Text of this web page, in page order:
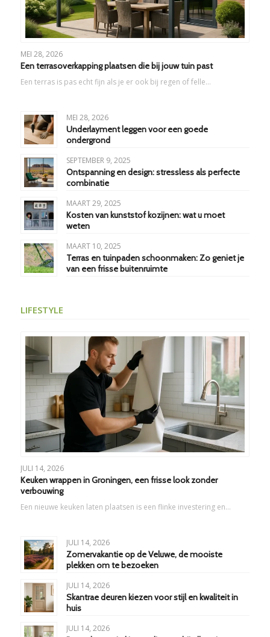
MEI 28, 2026
Een terrasoverkapping plaatsen die bij jouw tuin past
Een terras is pas echt fijn als je er ook bij regen of felle…
MEI 28, 2026
Underlayment leggen voor een goede
ondergrond
SEPTEMBER 9, 2025
Ontspanning en design: stressless als perfecte
combinatie
MAART 29, 2025
Kosten van kunststof kozijnen: wat u moet
weten
MAART 10, 2025
Terras en tuinpaden schoonmaken: Zo geniet je
van een frisse buitenruimte
LIFESTYLE
JULI 14, 2026
Keuken wrappen in Groningen, een frisse look zonder
verbouwing
Een nieuwe keuken laten plaatsen is een flinke investering en…
JULI 14, 2026
Zomervakantie op de Veluwe, de mooiste
plekken om te bezoeken
JULI 14, 2026
Skantrae deuren kiezen voor stijl en kwaliteit in
huis
JULI 14, 2026